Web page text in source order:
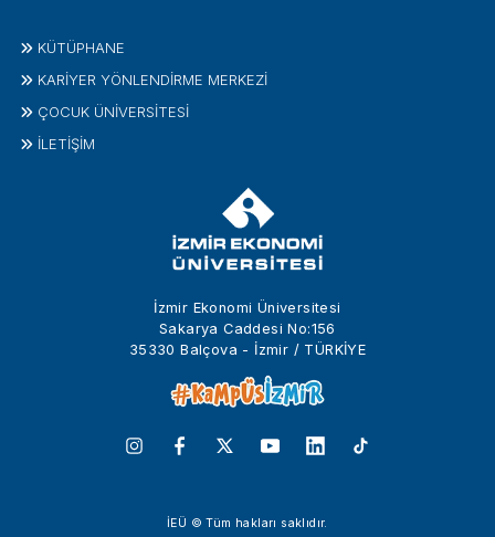
İzmir Ekonomi Üniversitesi
Sakarya Caddesi No:156
35330 Balçova - İzmir / TÜRKİYE
KÜTÜPHANE
KARİYER YÖNLENDİRME MERKEZİ
ÇOCUK ÜNIVERSITESI
İLETIŞIM
İEÜ © Tüm hakları saklıdır.